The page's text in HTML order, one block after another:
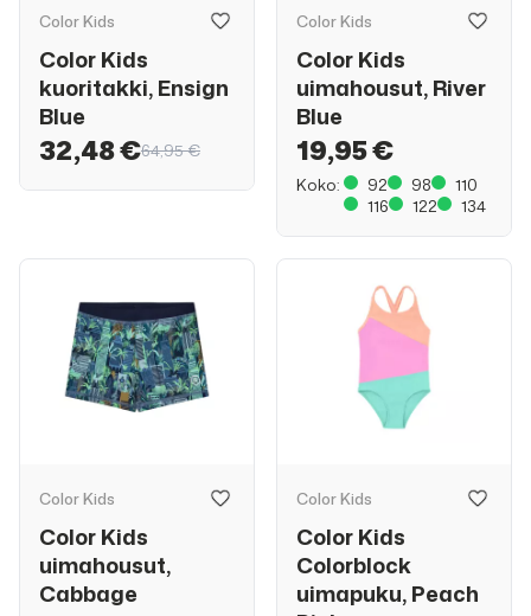
Color Kids
Color Kids
kuoritakki, Ensign
Blue
32,48 €64,95 €
Color Kids
Color Kids
uimahousut, River
Blue
19,95 €
Koko: 92 98
110
116
122 134
Color Kids
Color Kids
uimahousut,
Cabbage
Color Kids
Color Kids
Colorblock
uimapuku, Peach